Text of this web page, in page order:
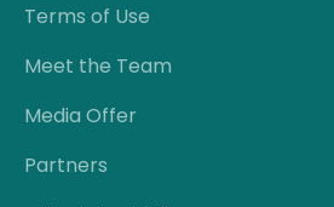
Terms of Use
Meet the Team
Media Offer
Partners